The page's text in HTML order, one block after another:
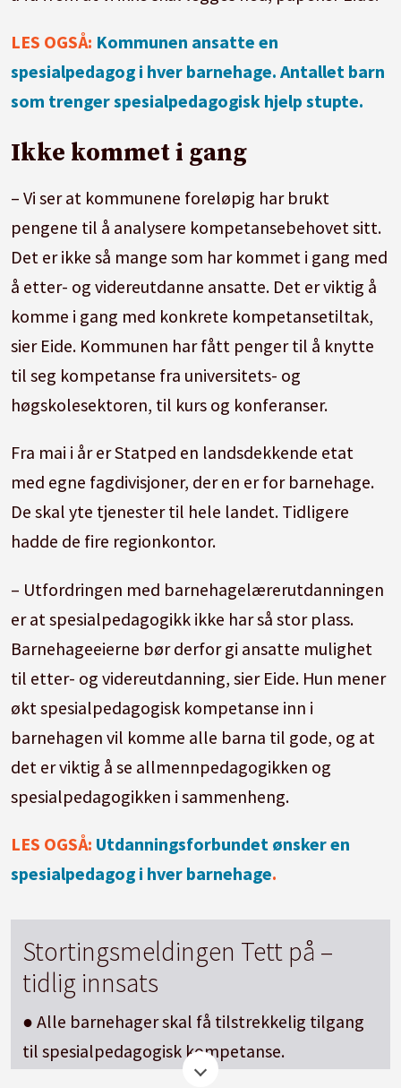
LES OGSÅ: Kommunen ansatte en
spesialpedagog i hver barnehage. Antallet barn
som trenger spesialpedagogisk hjelp stupte.
Ikke kommet i gang
– Vi ser at kommunene foreløpig har brukt
pengene til å analysere kompetansebehovet sitt.
Det er ikke så mange som har kommet i gang med
å etter- og videreutdanne ansatte. Det er viktig å
komme i gang med konkrete kompetansetiltak,
sier Eide. Kommunen har fått penger til å knytte
til seg kompetanse fra universitets- og
høgskolesektoren, til kurs og konferanser.
Fra mai i år er Statped en landsdekkende etat
med egne fagdivisjoner, der en er for barnehage.
De skal yte tjenester til hele landet. Tidligere
hadde de fire regionkontor.
– Utfordringen med barnehagelærerutdanningen
er at spesialpedagogikk ikke har så stor plass.
Barnehageeierne bør derfor gi ansatte mulighet
til etter- og videreutdanning, sier Eide. Hun mener
økt spesialpedagogisk kompetanse inn i
barnehagen vil komme alle barna til gode, og at
det er viktig å se allmennpedagogikken og
spesialpedagogikken i sammenheng.
LES OGSÅ: Utdanningsforbundet ønsker en
spesialpedagog i hver barnehage.
Stortingsmeldingen Tett på –
tidlig innsats
● Alle barnehager skal få tilstrekkelig tilgang
til spesialpedagogisk kompetanse.